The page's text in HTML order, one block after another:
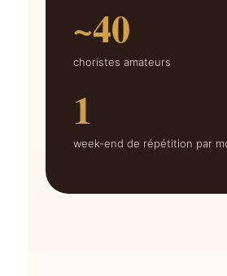
~40
choristes amateurs
1
week-end de répétition par